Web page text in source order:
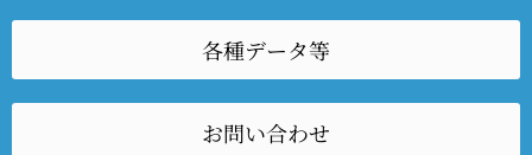
各種データ等
お問い合わせ